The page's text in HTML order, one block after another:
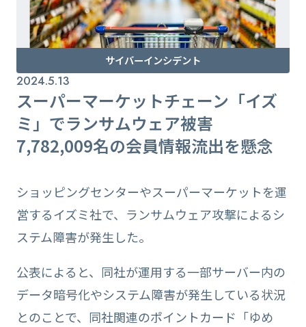
サイバーインシデント
2024.5.13
スーパーマーケットチェーン「イズ
ミ」でランサムウェア被害
7,782,009名の会員情報流出を懸念
ショッピングセンターやスーパーマーケットを運
営するイズミ社で、ランサムウェア攻撃によるシ
ステム障害が発生した。
公表によると、同社が運用する一部サーバー内の
データ暗号化やシステム障害が発生している状況
とのことで、同社関連のポイントカード「ゆめ